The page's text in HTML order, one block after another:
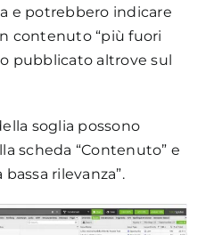
e potrebbero indicare
contenuto “più fuori
pubblicato altrove sul
soglia possono
scheda “Contenuto” e
rilevanza”.